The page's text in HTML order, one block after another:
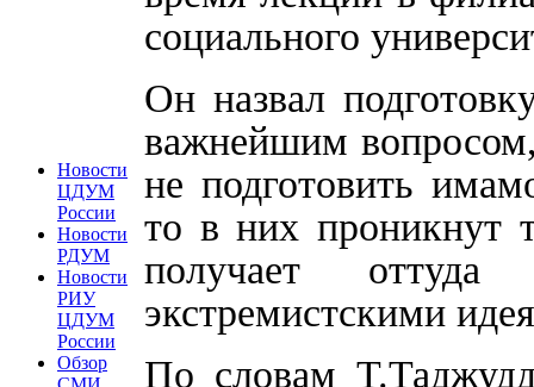
Новости
ЦДУМ
России
Новости
РДУМ
Новости
РИУ
ЦДУМ
России
Обзор
социального
Он назвал
важнейшим
не подготовить
то в них проникнут
получает
экстремистскими
По словам